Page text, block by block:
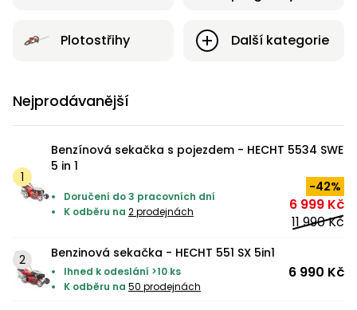
Příslušenství
nože
válce
Fukary,
Vozíky
a
Čerpadla
vodárny
Postřikovače
do
konve
Stíníci
Vibrační
Transportéry,
stavební
stroje
Řezačky
betonu
Měřící
přístroje
Přilby
Doplňky
Akumulátory
filtrace
Plotostřihy Další kategorie
Nejprodávanější
Benzínová sekačka s pojezdem - HECHT 5534 SWE
5 in 1
Doručení do 3 pracovních dní
K odběru na 2 prodejnách
-42%
6 999 Kč
11 990 Kč
Benzinová sekačka - HECHT 551 SX 5in1
Ihned k odeslání >10 ks
K odběru na 50 prodejnách
6 990 Kč